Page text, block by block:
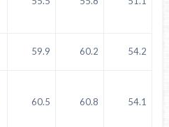
59.9 60.2 54.2
60.5 60.8 54.1